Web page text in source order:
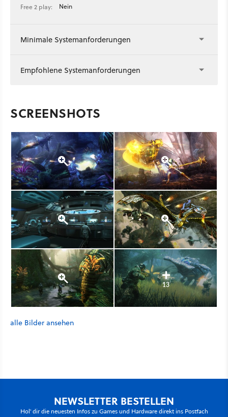
Free 2 play:
Nein
Minimale Systemanforderungen
Empfohlene Systemanforderungen
SCREENSHOTS
13
alle Bilder ansehen
NEWSLETTER BESTELLEN
Hol' dir die neuesten Infos zu Games und Hardware direkt ins Postfach